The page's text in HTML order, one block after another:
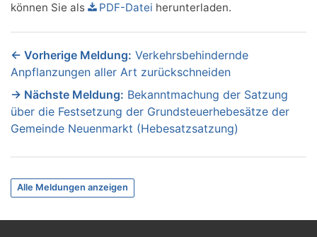
können Sie als
PDF-Datei herunterladen.
Beitragsnavigation
Vorherige Meldung: Verkehrsbehindernde
Anpflanzungen aller Art zurückschneiden
Nächste Meldung: Bekanntmachung der Satzung
über die Festsetzung der Grundsteuerhebesätze der
Gemeinde Neuenmarkt (Hebesatzsatzung)
Alle Meldungen anzeigen